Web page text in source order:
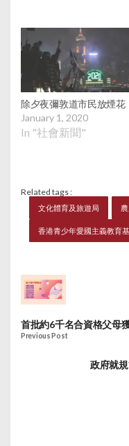
除夕夜彌敦道市民放煙花
January 1, 2020
In "社會新聞"
Related tags :
文化體育及旅遊局
香港青少年愛國主義教育
首批約6千名合資格父母
Previous Post
政府就